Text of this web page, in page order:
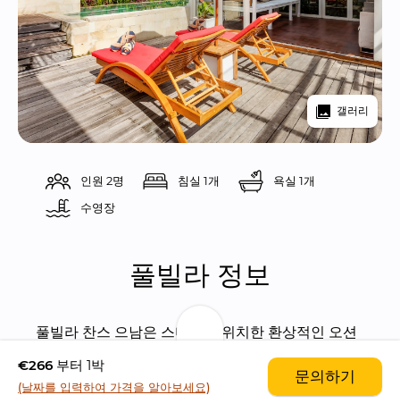
갤러리
인원 2명 침실 1개
욕실 1개
수영장
풀빌라 정보
풀빌라 찬스 으남은 스미냑에 위치한 환상적인 오션
W 호텔 바로 옆에 위치한 이 풀빌라는 선셋으로 유
€266 부터 1박
(날짜를 입력하여 가격을 알아보세요)
문의하기